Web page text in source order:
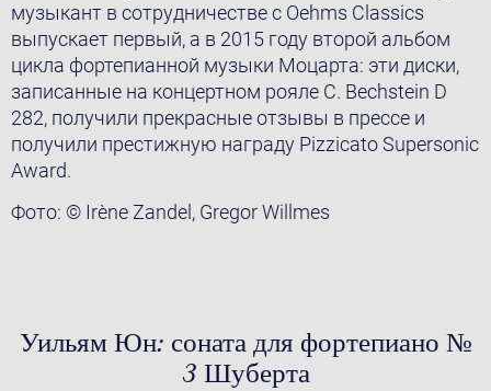
музыкант в сотрудничестве с Oehms Classics
выпускает первый, а в 2015 году второй альбом
цикла фортепианной музыки Моцарта: эти диски,
записанные на концертном рояле C. Bechstein D
282, получили прекрасные отзывы в прессе и
получили престижную награду Pizzicato Supersonic
Award.
Фото: © Irène Zandel, Gregor Willmes
Уильям Юн: соната для фортепиано №
3 Шуберта